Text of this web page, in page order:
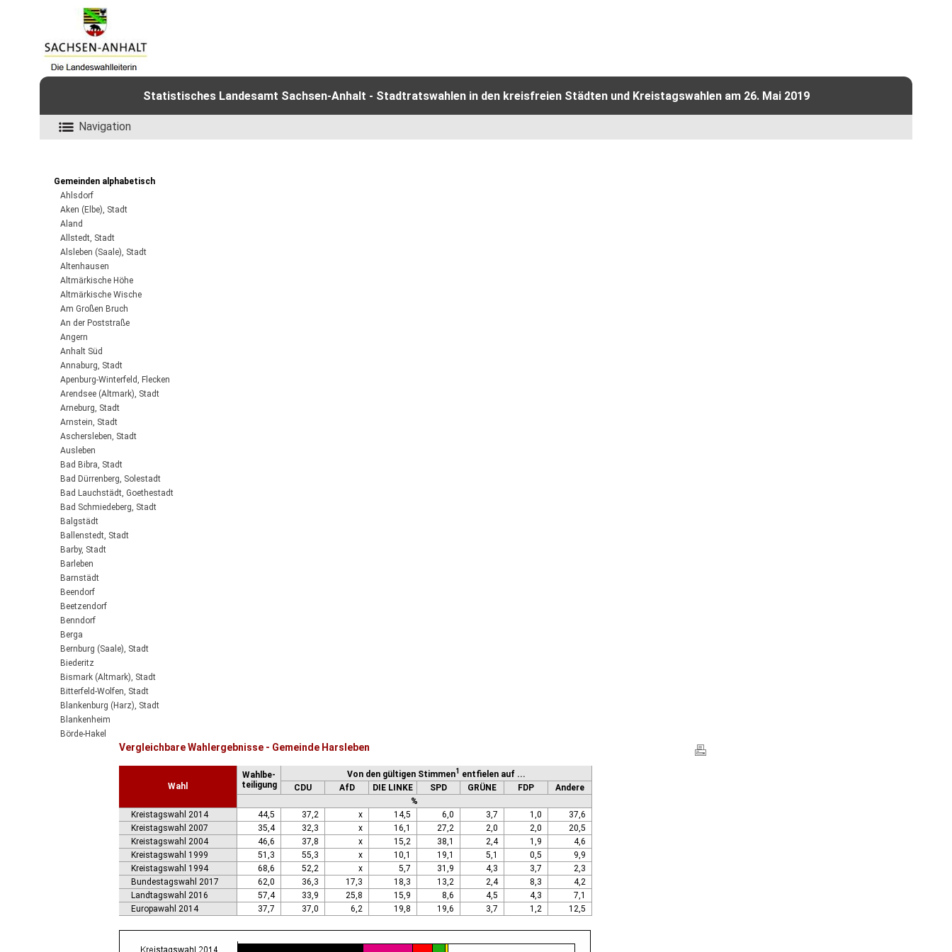
Statistisches Landesamt Sachsen-Anhalt - Stadtratswahlen in den kreisfreien Städten und Kreistagswahlen am 26. Mai 2019
Navigation
Gemeinden alphabetisch
Ahlsdorf
Aken (Elbe), Stadt
Aland
Allstedt, Stadt
Alsleben (Saale), Stadt
Altenhausen
Altmärkische Höhe
Altmärkische Wische
Am Großen Bruch
An der Poststraße
Angern
Anhalt Süd
Annaburg, Stadt
Apenburg-Winterfeld, Flecken
Arendsee (Altmark), Stadt
Arneburg, Stadt
Arnstein, Stadt
Aschersleben, Stadt
Ausleben
Bad Bibra, Stadt
Bad Dürrenberg, Solestadt
Bad Lauchstädt, Goethestadt
Bad Schmiedeberg, Stadt
Balgstädt
Ballenstedt, Stadt
Barby, Stadt
Barleben
Barnstädt
Beendorf
Beetzendorf
Benndorf
Berga
Bernburg (Saale), Stadt
Biederitz
Bismark (Altmark), Stadt
Bitterfeld-Wolfen, Stadt
Blankenburg (Harz), Stadt
Blankenheim
Börde-Hakel
Brücken-Hackpfüffel
Calbe (Saale), Stadt
Coswig (Anhalt), Stadt
Dessau-Roßlau, Stadt
Vergleichbare Wahlergebnisse - Gemeinde Harsleben
Wahl
Wahlbe-
teiligung
Von den gültigen Stimmen1 entfielen auf ...
CDU
AfD DIE LINKE SPD GRÜNE FDP
Andere
%
Kreistagswahl 2014
44,5 37,2 x 14,5 6,0 3,7 1,0
37,6
Kreistagswahl 2007
35,4 32,3 x 16,1 27,2 2,0 2,0
20,5
Kreistagswahl 2004
46,6 37,8 x 15,2 38,1 2,4 1,9
4,6
Kreistagswahl 1999
51,3 55,3 x 10,1 19,1 5,1 0,5
9,9
Kreistagswahl 1994
68,6 52,2 x 5,7 31,9 4,3 3,7
2,3
Bundestagswahl 2017
62,0 36,3 17,3 18,3 13,2 2,4 8,3
4,2
Landtagswahl 2016
57,4 33,9 25,8 15,9 8,6 4,5 4,3
7,1
Europawahl 2014
37,7 37,0 6,2 19,8 19,6 3,7 1,2 12,5